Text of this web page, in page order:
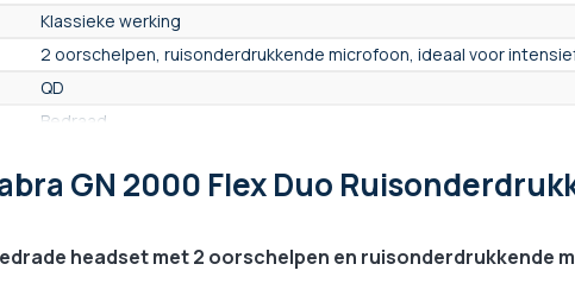
Klassieke werking
2 oorschelpen, ruisonderdrukkende microfoon, ideaal voor
QD
Bedraad
Nee
On ear
GN 2000 Flex Duo
headset met 2 oorschelpen en ruisonderdrukkende